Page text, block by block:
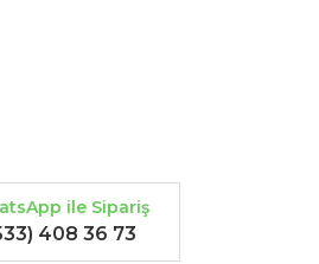
ile Sipariş
408 36 73